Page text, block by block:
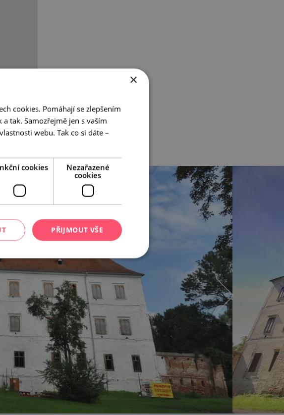
a.s. a další
×
cookies. Pomáhají se zlepšením
tak. Samozřejmě jen s vaším
webu. Tak co si dáte –
cookies
Nezařazené
cookies
PŘIJMOUT VŠE